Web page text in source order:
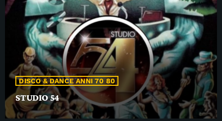
DISCO & DANCE ANNI 70 80
STUDIO 54